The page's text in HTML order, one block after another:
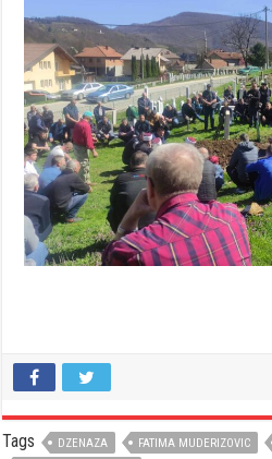
Tags DZENAZA FATIMA MUDERIZOVIC